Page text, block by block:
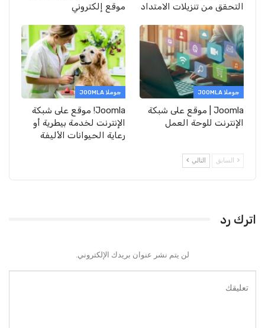
التحقق من تنزيلات الامتداد
موقع إلكتروني
جوملا JOOMLA
Joomla | موقع على شبكة
الإنترنت للوحة العمل
جوملا JOOMLA
Joomla! موقع على شبكة
الإنترنت لخدمة بيطرية أو
رعاية الحيوانات الأليفة
السابق التالي
اترك رد
لن يتم نشر عنوان بريدك الإلكتروني.